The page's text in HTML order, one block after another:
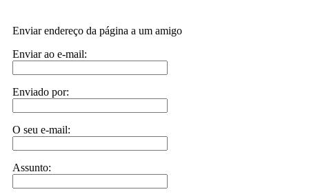
Enviar endereço da página a um amigo
Enviar ao e-mail:
Enviado por:
O seu e-mail:
Assunto: